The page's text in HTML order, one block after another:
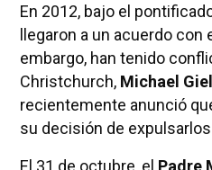
En 2012, bajo el
llegaron a un acuerdo con
embargo, han tenido
Christchurch, Michael
recientemente anunció
su decisión de
El 31 de octubre, el Padre